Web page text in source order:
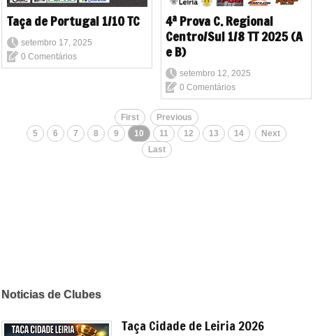
Taça de Portugal 1/10 TC
setembro 17, 2025
0 Comentários
4ª Prova C. Regional
Centro/Sul 1/8 TT 2025 (A
e B)
setembro 12, 2025
0 Comentários
First
Previous
5
6 7 8 9 10 11 12 13 14
Next
Last
Noticias de Clubes
Taça Cidade de Leiria 2026